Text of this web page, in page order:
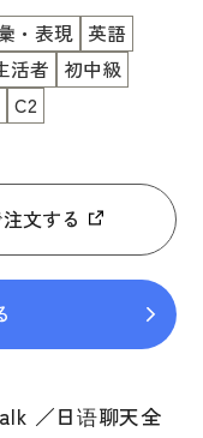
・表現 英語
活者
初中級
C2
文する
／日语聊天全